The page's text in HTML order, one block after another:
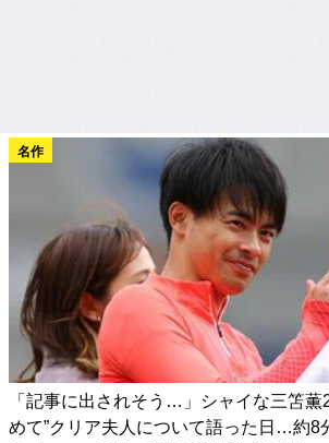
名作
「記事に出されそう…」シャイな三笘薫
めて”クリア夫人について語った日…約8